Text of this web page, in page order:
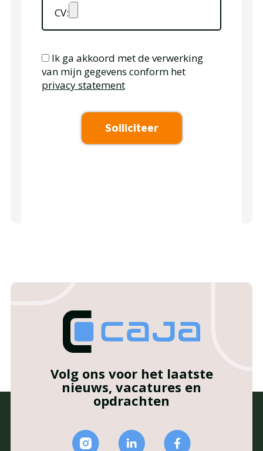
CV:
Ik ga akkoord met de verwerking
van mijn gegevens conform het
privacy statement
Solliciteer
Volg ons voor het laatste
nieuws, vacatures en
opdrachten